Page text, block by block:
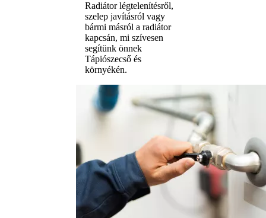
Radiátor légtelenítésről,
szelep javításról vagy
bármi másról a radiátor
kapcsán, mi szívesen
segítünk önnek
Tápiószecső és
környékén.